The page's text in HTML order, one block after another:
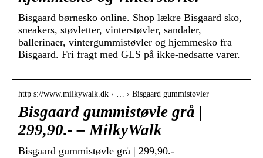
Bisgaard børnesko online. Shop lækre Bisgaard sko,
sneakers, støvletter, vinterstøvler, sandaler,
ballerinaer, vintergummistøvler og hjemmesko fra
Bisgaard. Fri fragt med GLS på ikke-nedsatte varer.
http s://www.milkywalk.dk › … › Bisgaard gummistøvler
Bisgaard gummistøvle grå |
299,90.- – MilkyWalk
Bisgaard gummistøvle grå | 299,90.-